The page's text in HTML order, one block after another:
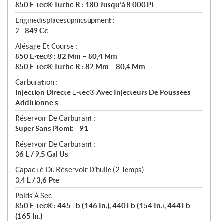
850 E-tec® Turbo R : 180 Jusqu’à 8 000 Pi
Enginedisplacesupmcsupment :
2 - 849 Cc
Alésage Et Course :
850 E-tec® : 82 Mm – 80,4 Mm
850 E-tec® Turbo R : 82 Mm – 80,4 Mm
Carburation :
Injection Directe E-tec® Avec Injecteurs De Poussées
Additionnels
Réservoir De Carburant :
Super Sans Plomb - 91
Réservoir De Carburant :
36 L / 9,5 Gal Us
Capacité Du Réservoir D’huile (2 Temps) :
3,4 L / 3,6 Pte
Poids À Sec :
850 E-tec® : 445 Lb (146 In.), 440 Lb (154 In.), 444 Lb
(165 In.)